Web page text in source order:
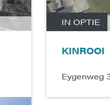
IN OPTIE
KINROOI
Eygenweg